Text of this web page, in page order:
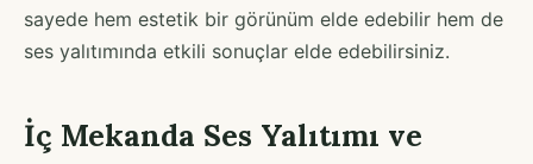
sayede hem estetik bir görünüm elde edebilir hem de
ses yalıtımında etkili sonuçlar elde edebilirsiniz.
İç Mekanda Ses Yalıtımı ve